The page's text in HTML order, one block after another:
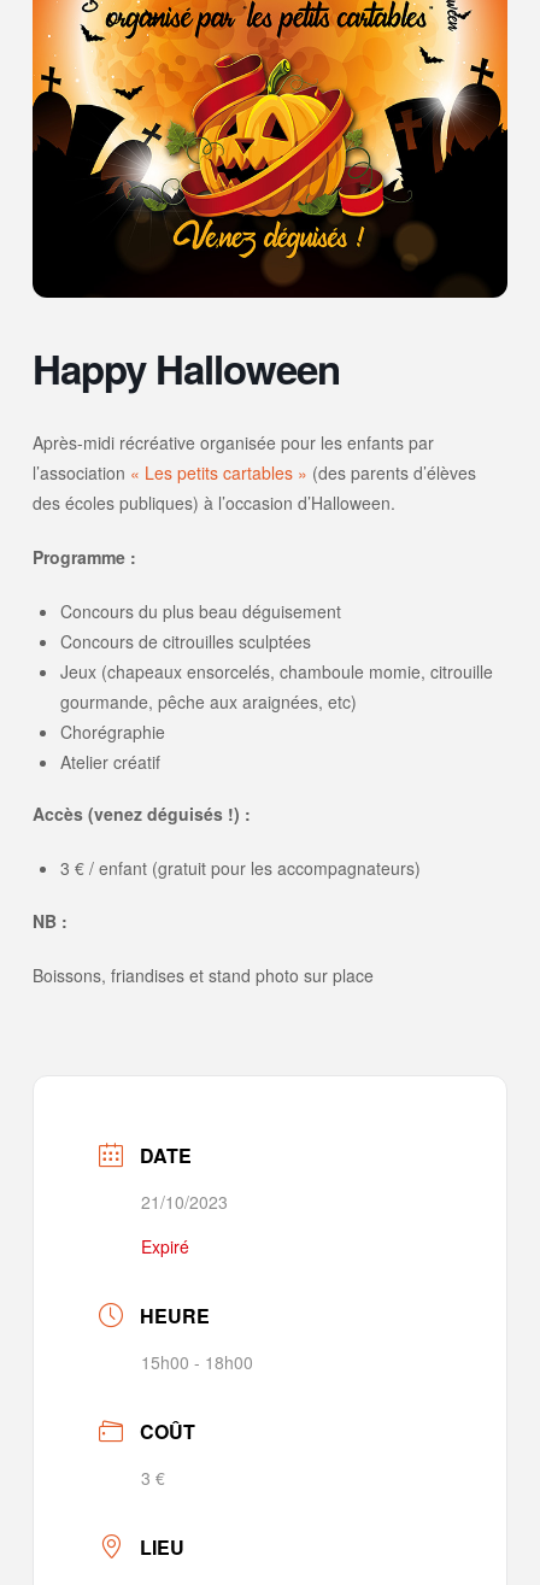
Happy Halloween
Après-midi récréative organisée pour les enfants par
l’association « Les petits cartables » (des parents d’élèves
des écoles publiques) à l’occasion d’Halloween.
Programme :
Concours du plus beau déguisement
Concours de citrouilles sculptées
Jeux (chapeaux ensorcelés, chamboule momie, citrouille
gourmande, pêche aux araignées, etc)
Chorégraphie
Atelier créatif
Accès (venez déguisés !) :
3 € / enfant (gratuit pour les accompagnateurs)
NB :
Boissons, friandises et stand photo sur place
DATE
21/10/2023
Expiré
HEURE
15h00 - 18h00
COÛT
3 €
LIEU